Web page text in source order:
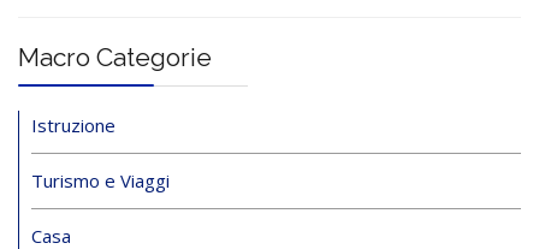
Macro Categorie
Istruzione
Turismo e Viaggi
Casa